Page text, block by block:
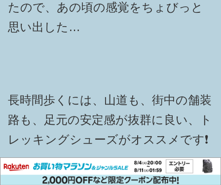
たので、あの頃の感覚をちょびっと
思い出した…
長時間歩くには、山道も、街中の舗装
路も、足元の安定感が抜群に良い、ト
レッキングシューズがオススメです❗️